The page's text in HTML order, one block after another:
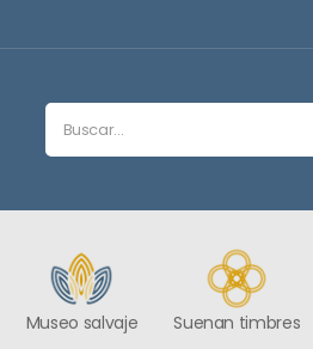
Museo salvaje Suenan timbres